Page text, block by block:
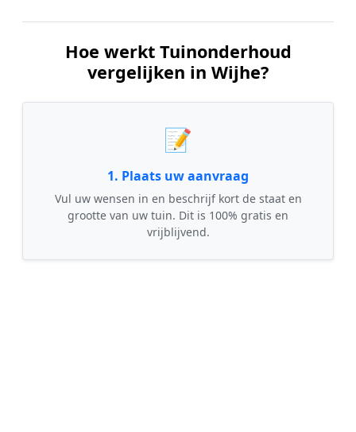
Hoe werkt Tuinonderhoud
vergelijken in Wijhe?
📝
1. Plaats uw aanvraag
Vul uw wensen in en beschrijf kort de staat en
grootte van uw tuin. Dit is 100% gratis en
vrijblijvend.